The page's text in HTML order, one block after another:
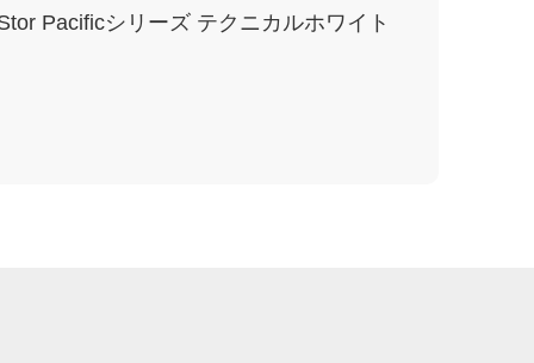
Pacificシリーズ テクニカルホワイト